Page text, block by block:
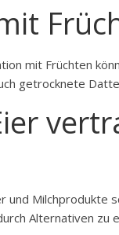
mit Früchten
getrocknete
und Milchprodukte
Alternativen zu